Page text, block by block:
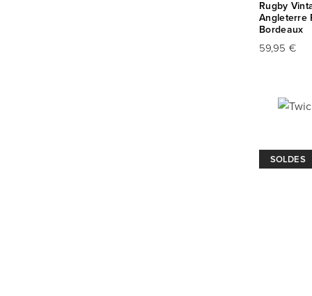
Rugby
Angleterre
Bordeaux
59,95 €
SOLDES